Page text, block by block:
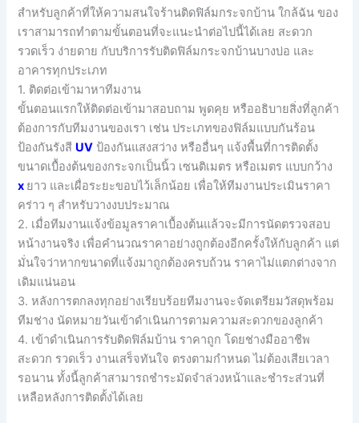
สำหรับลูกค้าที่ให้ความสนใจร้านติดฟิล์มกระจกบ้าน ใกล้ฉัน ของ
เราสามารถทำตามขั้นตอนที่จะแนะนำต่อไปนี้ได้เลย สะดวก
รวดเร็ว ง่ายดาย กับบริการรับติดฟิล์มกระจกบ้านบางบ่อ และ
อาคารทุกประเภท
1. ติดต่อเข้ามาหาทีมงาน
ขั้นตอนแรกให้ติดต่อเข้ามาสอบถาม พูดคุย หรืออธิบายสิ่งที่ลูกค้า
ต้องการกับทีมงานของเรา เช่น ประเภทของฟิล์มแบบกันร้อน
ป้องกันรังสี UV ป้องกันแสงสว่าง หรืออื่นๆ แจ้งพื้นที่การติดตั้ง
ขนาดเบื้องต้นของกระจกเป็นนิ้ว เซนติเมตร หรือเมตร แบบกว้าง
x ยาว และเผื่อระยะขอบไว้เล็กน้อย เพื่อให้ทีมงานประเมินราคา
คร่าว ๆ สำหรับวางงบประมาณ
2. เมื่อทีมงานแจ้งข้อมูลราคาเบื้องต้นแล้วจะมีการนัดตรวจสอบ
หน้างานจริง เพื่อคำนวณราคาอย่างถูกต้องอีกครั้งให้กับลูกค้า แต่
มั่นใจว่าหากขนาดที่แจ้งมาถูกต้องครบถ้วน ราคาไม่แตกต่างจาก
เดิมแน่นอน
3. หลังการตกลงทุกอย่างเรียบร้อยทีมงานจะจัดเตรียมวัสดุพร้อม
ทีมช่าง นัดหมายวันเข้าดำเนินการตามความสะดวกของลูกค้า
4. เข้าดำเนินการรับติดฟิล์มบ้าน ราคาถูก โดยช่างมืออาชีพ
สะดวก รวดเร็ว งานเสร็จทันใจ ตรงตามกำหนด ไม่ต้องเสียเวลา
รอนาน ทั้งนี้ลูกค้าสามารถชำระมัดจำล่วงหน้าและชำระส่วนที่
เหลือหลังการติดตั้งได้เลย